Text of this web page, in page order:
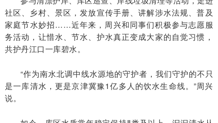
社区、乡村、景区，发放宣传手册、讲解涉水法规、普及
家庭节水妙招……近年来，周兴和同事们积极参与志愿服
务活动，让惜水、节水、护水真正变成大家的自觉习惯，
共护丹江口一库碧水。
“作为南水北调中线水源地的守护者，我们守护的不只
是一库清水，更是京津冀豫1亿多人的饮水生命线。”周兴
说。